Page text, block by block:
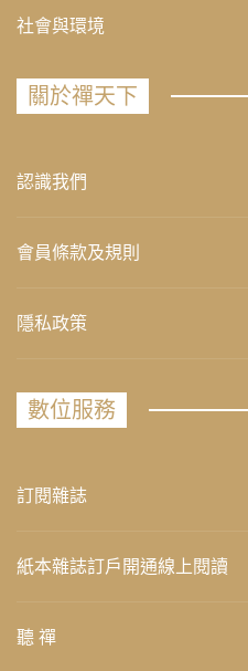
社會與環境
關於禪天下
認識我們
會員條款及規則
隱私政策
數位服務
訂閱雜誌
紙本雜誌訂戶開通線上閱讀
聽 禪